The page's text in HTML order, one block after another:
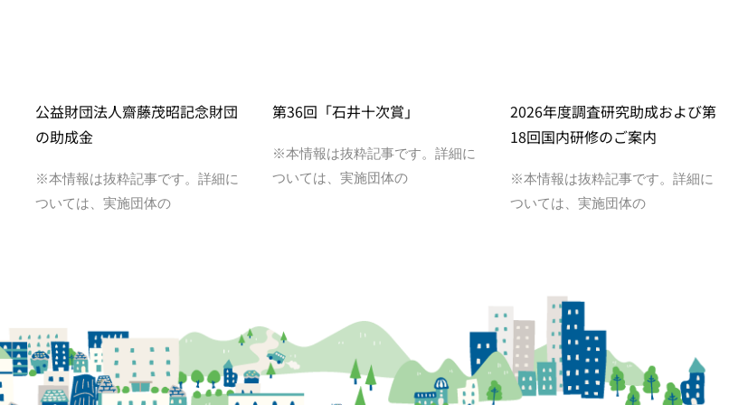
公益財団法人齋藤茂昭記念財団
の助成金
※本情報は抜粋記事です。詳細に
ついては、実施団体の
第36回「石井十次賞」
※本情報は抜粋記事です。詳細に
ついては、実施団体の
2026年度調査研究助成および第
18回国内研修のご案内
※本情報は抜粋記事です。詳細に
ついては、実施団体の